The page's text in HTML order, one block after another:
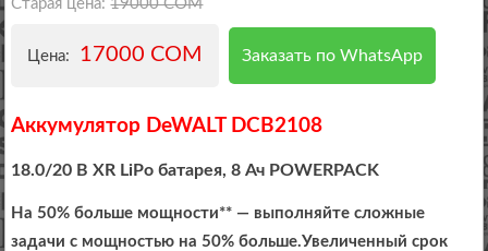
Старая цена:19000 COM
Цена: 17000 COM Заказать по WhatsApp
Аккумулятор DeWALT DCB2108
18.0/20 В XR LiPo батарея, 8 Ач POWERPACK
На 50% больше мощности** — выполняйте сложные
задачи с мощностью на 50% больше.Увеличенный срок